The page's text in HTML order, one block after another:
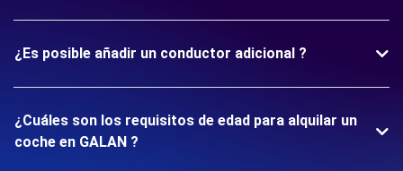
¿Es posible añadir un conductor adicional ?
¿Cuáles son los requisitos de edad para alquilar un
coche en GALAN ?